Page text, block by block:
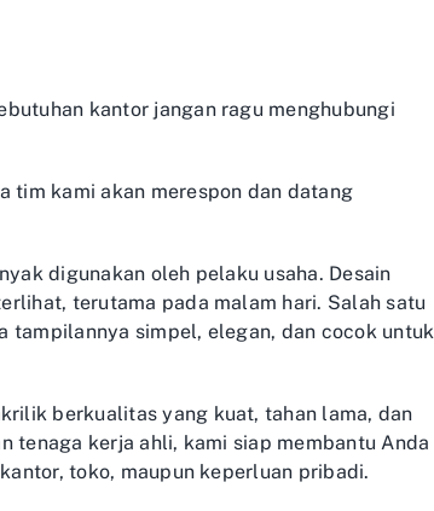
kantor jangan ragu menghubungi
tim kami akan merespon dan datang
digunakan oleh pelaku usaha. Desain
terutama pada malam hari. Salah satu
tampilannya simpel, elegan, dan cocok untuk
berkualitas yang kuat, tahan lama, dan
tenaga kerja ahli, kami siap membantu Anda
toko, maupun keperluan pribadi.